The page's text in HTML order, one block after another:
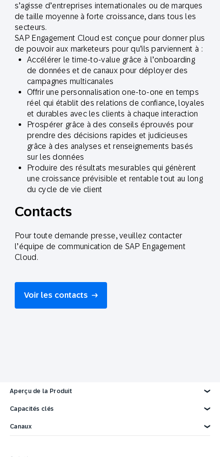
s’agisse d’entreprises internationales ou de marques
de taille moyenne à forte croissance, dans tous les
secteurs.
SAP Engagement Cloud est conçue pour donner plus
de pouvoir aux marketeurs pour qu’ils parviennent à :
Accélérer le time-to-value grâce à l’onboarding
de données et de canaux pour déployer des
campagnes multicanales
Offrir une personnalisation one-to-one en temps
réel qui établit des relations de confiance, loyales
et durables avec les clients à chaque interaction
Prospérer grâce à des conseils éprouvés pour
prendre des décisions rapides et judicieuses
grâce à des analyses et renseignements basés
sur les données
Produire des résultats mesurables qui génèrent
une croissance prévisible et rentable tout au long
du cycle de vie client
Contacts
Pour toute demande presse, veuillez contacter
l’équipe de communication de SAP Engagement
Cloud.
Voir les contacts
Aperçu de la Produit
Explorez la Produit
Capacités clés
Données clients
Canaux